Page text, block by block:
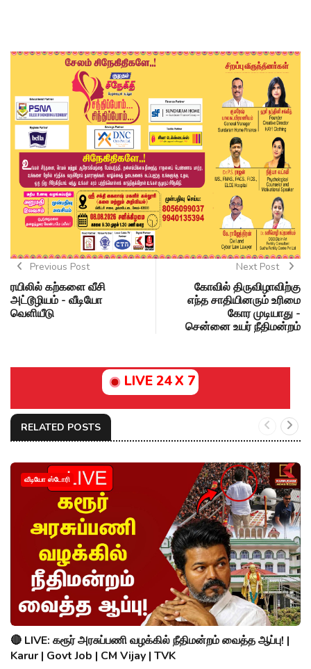
Previous Post
ரயிலில் கற்களை வீசி
அட்டூழியம் - வீடியோ
வெளியீடு
Next Post
கோவில் திருவிழாவிற்கு
எந்த சாதியினரும் உரிமை
கோர முடியாது -
சென்னை உயர் நீதிமன்றம்
LIVE 24 X 7
RELATED POSTS
வீடியோ ஸ்டோரி
🔴 LIVE: கரூர் அரசுப்பணி வழக்கில் நீதிமன்றம் வைத்த ஆப்பு! |
Karur | Govt Job | CM Vijay | TVK